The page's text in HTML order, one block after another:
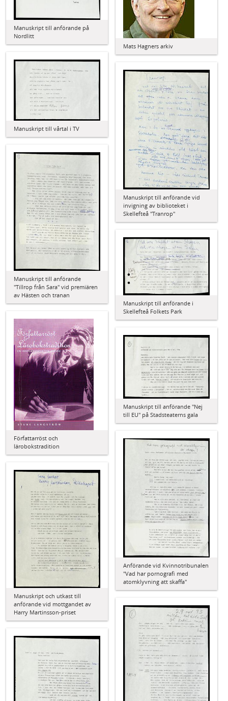
Manuskript till anförande på
Nordlitt
Mats Hagners arkiv
Manuskript till vårtal i TV
Manuskript till anförande vid
invigning av biblioteket i
Skellefteå "Tranrop"
Manuskript till anförande
"Tillrop från Sara" vid premiären
av Hästen och tranan
Manuskript till anförande i
Skellefteå Folkets Park
Författarröst och
lärobokstradition
Manuskript till anförande "Nej
till EU" på Stadsteaterns gala
Anförande vid Kvinnotribunalen
"Vad har pornografi med
atomklyvning att skaffa"
Manuskript och utkast till
anförande vid mottgandet av
Harry Martinsson-priset